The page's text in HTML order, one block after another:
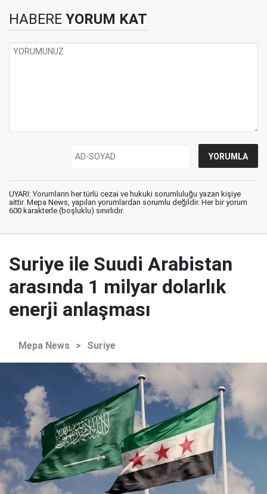
HABERE YORUM KAT
UYARI: Yorumların her türlü cezai ve hukuki sorumluluğu yazan kişiye
aittir. Mepa News, yapılan yorumlardan sorumlu değildir. Her bir yorum
600 karakterle (boşluklu) sınırlıdır.
Suriye ile Suudi Arabistan
arasında 1 milyar dolarlık
enerji anlaşması
Mepa News > Suriye